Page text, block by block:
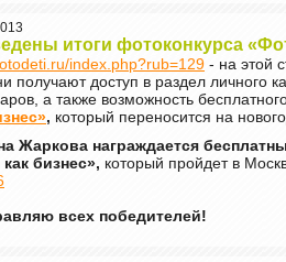
итоги фотоконкурса
index.php?rub=129 - на этой
получают доступ в раздел личного
а также возможность
, который переносится на
Жаркова награждается
бизнес», который пройдет в
всех победителей!